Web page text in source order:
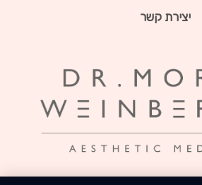
יצירת קשר